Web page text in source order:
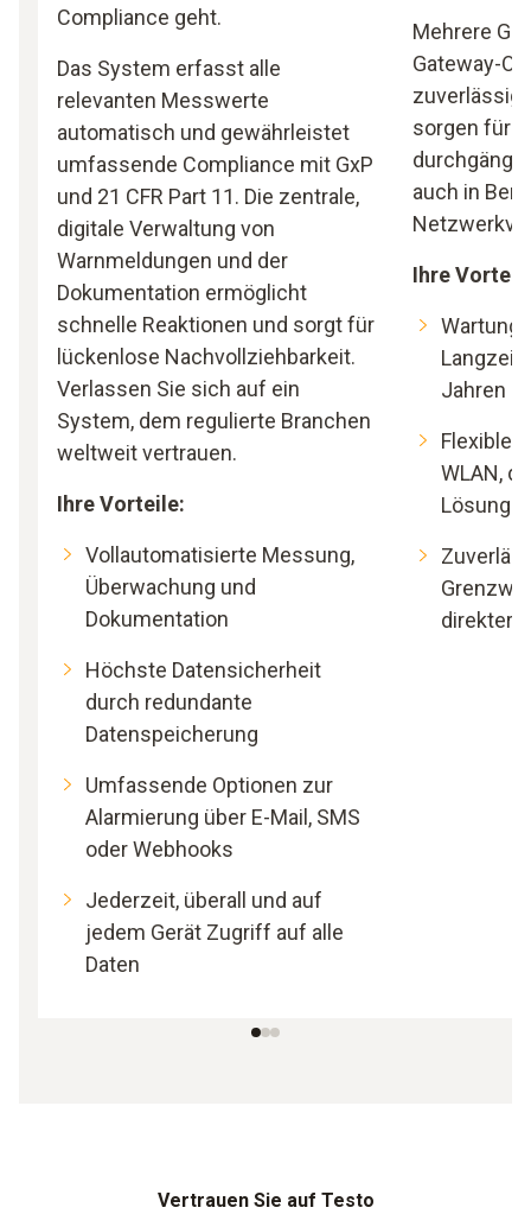
Compliance geht.
Das System erfasst alle
relevanten Messwerte
automatisch und gewährleistet
umfassende Compliance mit GxP
und 21 CFR Part 11. Die zentrale,
digitale Verwaltung von
Warnmeldungen und der
Dokumentation ermöglicht
schnelle Reaktionen und sorgt für
lückenlose Nachvollziehbarkeit.
Verlassen Sie sich auf ein
System, dem regulierte Branchen
weltweit vertrauen.
Ihre Vorteile:
Vollautomatisierte Messung,
Überwachung und
Dokumentation
Höchste Datensicherheit
durch redundante
Datenspeicherung
Umfassende Optionen zur
Alarmierung über E-Mail, SMS
oder Webhooks
Jederzeit, überall und auf
jedem Gerät Zugriff auf alle
Daten
Mehrere
Gateway-
sorgen für
auch in
Ihre
Jahren
Flexibler
WLAN,
direkter
Vertrauen Sie auf Testo